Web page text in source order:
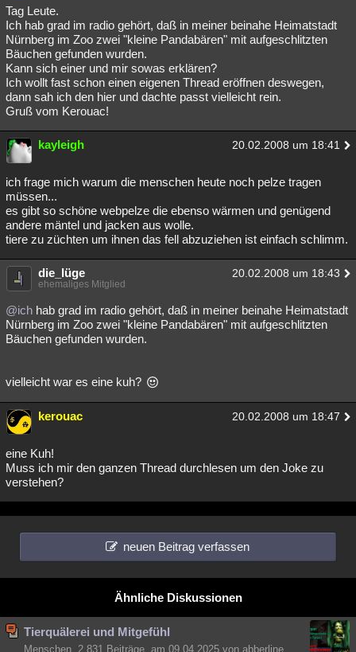
Tag Leute.
Ich hab grad im radio gehört, daß in meiner beinahe Heimatstadt
Nürnberg im Zoo zwei "kleine Pandabären" mit aufgeschlitzten
Bäuchen gefunden wurden.
Kann sich einer und mir sowas erklären?
Ich wollt fast schon einen eigenen Thread eröffnen deswegen,
dann sah ich den hier und dachte passt vielleicht rein.
Gruß vom Kerouac!
kayleigh 20.02.2008 um 18:41
ich frage mich warum die menschen heute noch pelze tragen
müssen...
es gibt so schöne webpelze die ebenso wärmen und genügend
andere mäntel und jacken aus wolle.
tiere zu züchten um ihnen das fell abzuziehen ist einfach schlimm.
die_lüge 20.02.2008 um 18:43
ehemaliges Mitglied
@ich hab grad im radio gehört, daß in meiner beinahe Heimatstadt
Nürnberg im Zoo zwei "kleine Pandabären" mit aufgeschlitzten
Bäuchen gefunden wurden.
vielleicht war es eine kuh?
kerouac 20.02.2008 um 18:47
eine Kuh!
Muss ich mir den ganzen Thread durchlesen um den Joke zu
verstehen?
neuen Beitrag verfassen
Ähnliche Diskussionen
Tierquälerei und Mitgefühl
Menschen, 2.831 Beiträge, am 09.04.2025 von abberline